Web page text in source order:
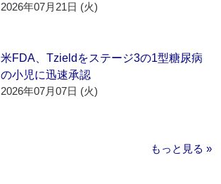
2026年07月21日 (火)
米FDA、Tzieldをステージ3の1型糖尿病
の小児に迅速承認
2026年07月07日 (火)
もっと見る »